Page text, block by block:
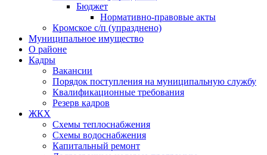
Бюджет
Нормативно-правовые акты
Кромское с/п (упразднено)
Муниципальное имущество
О районе
Кадры
Вакансии
Порядок поступления на муниципальную службу
Квалификационные требования
Резерв кадров
ЖКХ
Схемы теплоснабжения
Схемы водоснабжения
Капитальный ремонт